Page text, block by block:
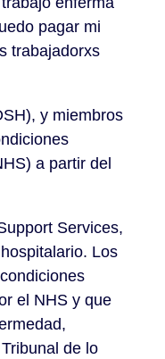
pagar mi
trabajadorxs
y miembros
a partir del
Services,
Los
el NHS y que
de lo